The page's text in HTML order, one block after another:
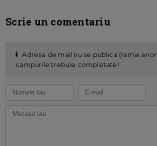
Scrie un comentariu
Adresa de mail nu se publica (ramai
campurile trebuie completate!